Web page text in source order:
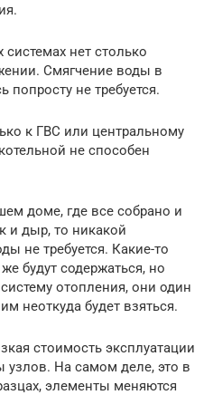
нет столько
Смягчение воды в
попросту не требуется.
к ГВС или центральному
не способен
доме, где все собрано и
и дыр, то никакой
не требуется. Какие-то
будут содержаться, но
отопления, они один
неоткуда будет взяться.
стоимость эксплуатации
узлов. На самом деле, это в
элементы меняются